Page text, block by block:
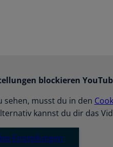
blockieren
sehen, musst du in den
kannst du dir das
Einstellungen